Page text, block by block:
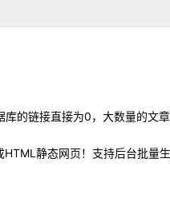
的链接直接为0，大数量的文
静态网页！支持后台批量生